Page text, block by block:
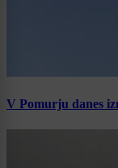
V Pomurju danes